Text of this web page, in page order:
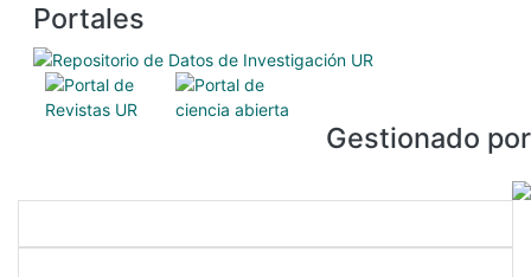
Portales
Gestionado por